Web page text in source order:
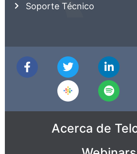
Soporte Técnico
Acerca de